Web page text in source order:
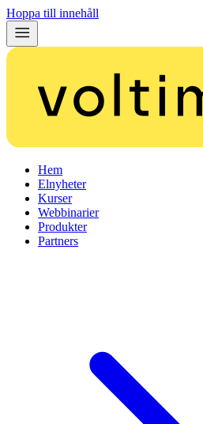
Hoppa till innehåll
Hem
Elnyheter
Kurser
Webbinarier
Produkter
Partners